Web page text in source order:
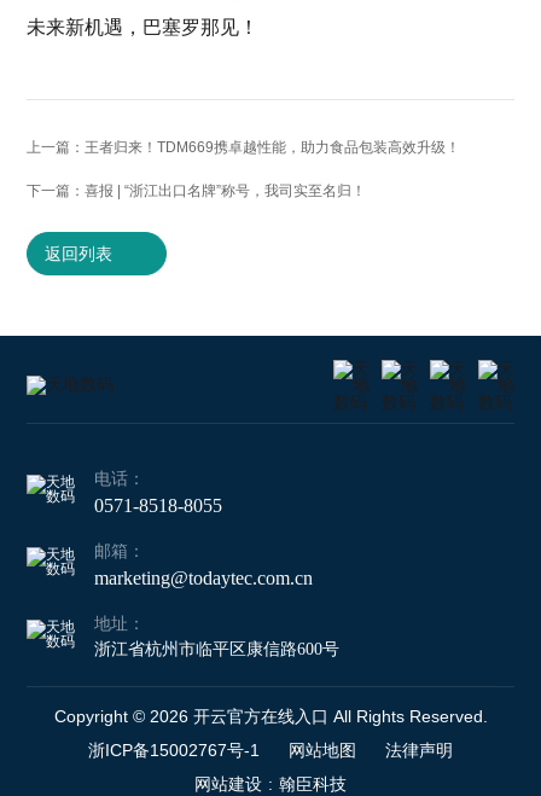
未来新机遇，巴塞罗那见！
上一篇：王者归来！TDM669携卓越性能，助力食品包装高效升级！
下一篇：喜报 | “浙江出口名牌”称号，我司实至名归！
返回列表
电话：
0571-8518-8055
邮箱：
marketing@todaytec.com.cn
地址：
浙江省杭州市临平区康信路600号
Copyright © 2026 开云官方在线入口 All Rights Reserved.
浙ICP备15002767号-1
网站地图
法律声明
网站建设 : 翰臣科技